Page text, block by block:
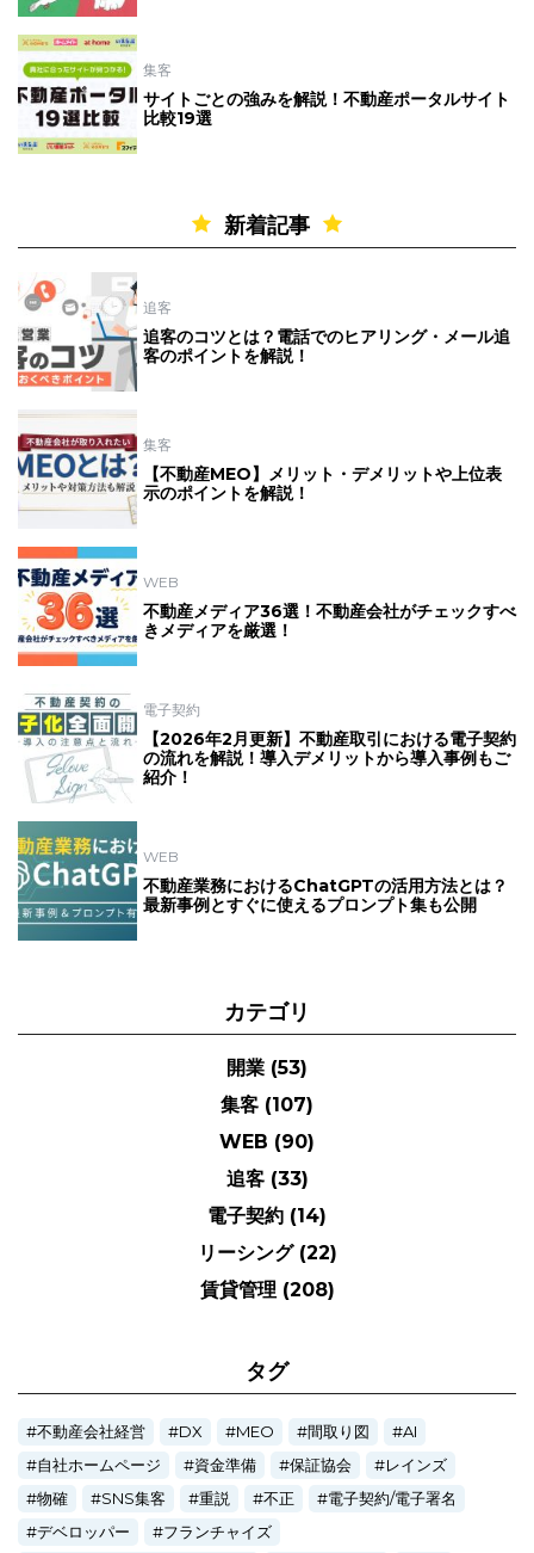
集客
サイトごとの強みを解説！不動産ポータルサイト
比較19選
新着記事
追客
追客のコツとは？電話でのヒアリング・メール追
客のポイントを解説！
集客
【不動産MEO】メリット・デメリットや上位表
示のポイントを解説！
WEB
不動産メディア36選！不動産会社がチェックすべ
きメディアを厳選！
電子契約
【2026年2月更新】不動産取引における電子契約
の流れを解説！導入デメリットから導入事例もご
紹介！
WEB
不動産業務におけるChatGPTの活用方法とは？
最新事例とすぐに使えるプロンプト集も公開
カテゴリ
開業 (53)
集客 (107)
WEB (90)
追客 (33)
電子契約 (14)
リーシング (22)
賃貸管理 (208)
タグ
不動産会社経営 DX MEO 間取り図
AI
自社ホームページ
資金準備 保証協会
レインズ
物確
SNS集客 重説 不正
電子契約/電子署名
デベロッパー
フランチャイズ